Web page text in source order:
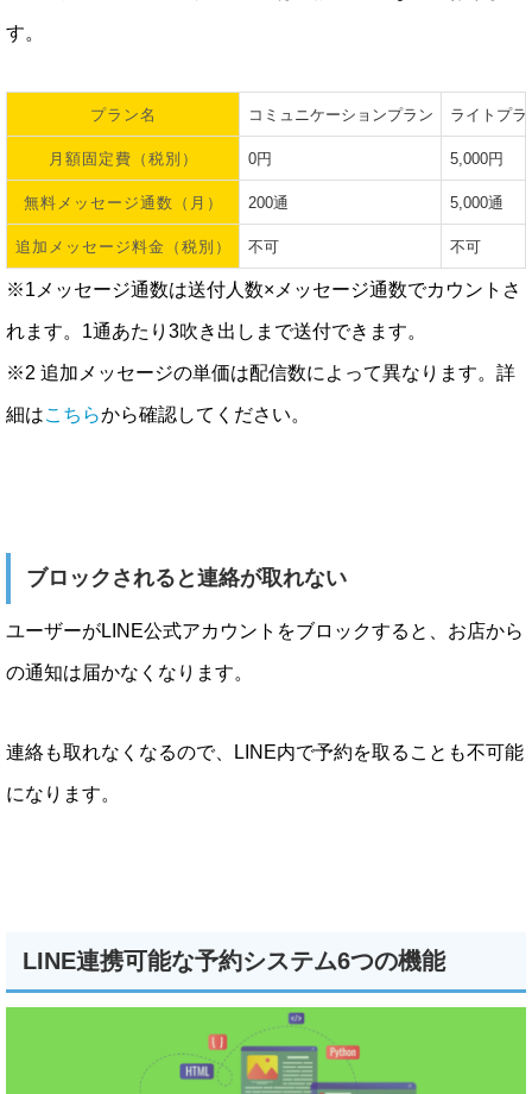
す。
プラン名 コミュニケーションプラン ライトプラ
月額固定費（税別） 0円 5,000円
無料メッセージ通数（月） 200通 5,000通
追加メッセージ料金（税別） 不可 不可
※1メッセージ通数は送付人数×メッセージ通数でカウントさ
れます。1通あたり3吹き出しまで送付できます。
※2 追加メッセージの単価は配信数によって異なります。詳
細はこちらから確認してください。
ブロックされると連絡が取れない
ユーザーがLINE公式アカウントをブロックすると、お店から
の通知は届かなくなります。
連絡も取れなくなるので、LINE内で予約を取ることも不可能
になります。
LINE連携可能な予約システム6つの機能